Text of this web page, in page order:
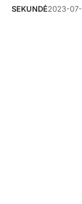
SEKUNDĖ2023-